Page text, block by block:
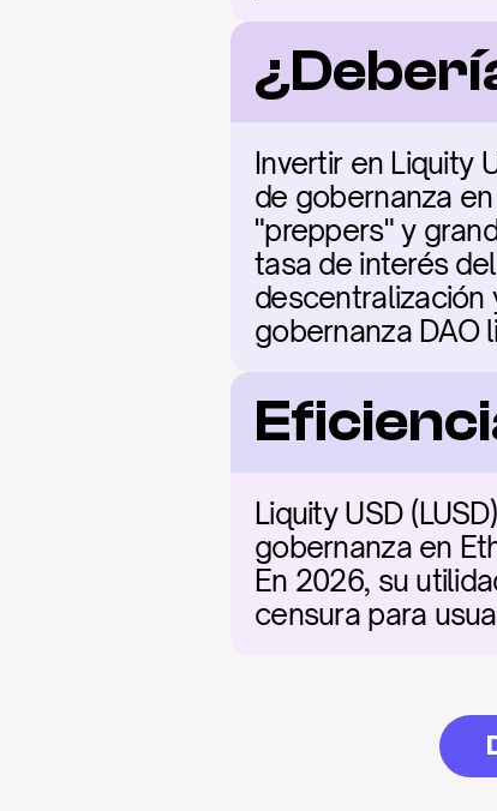
Invertir en Liquity
de gobernanza
"preppers" y
tasa de interés
descentralización
gobernanza DAO
Liquity USD
gobernanza en
En 2026, su
censura para